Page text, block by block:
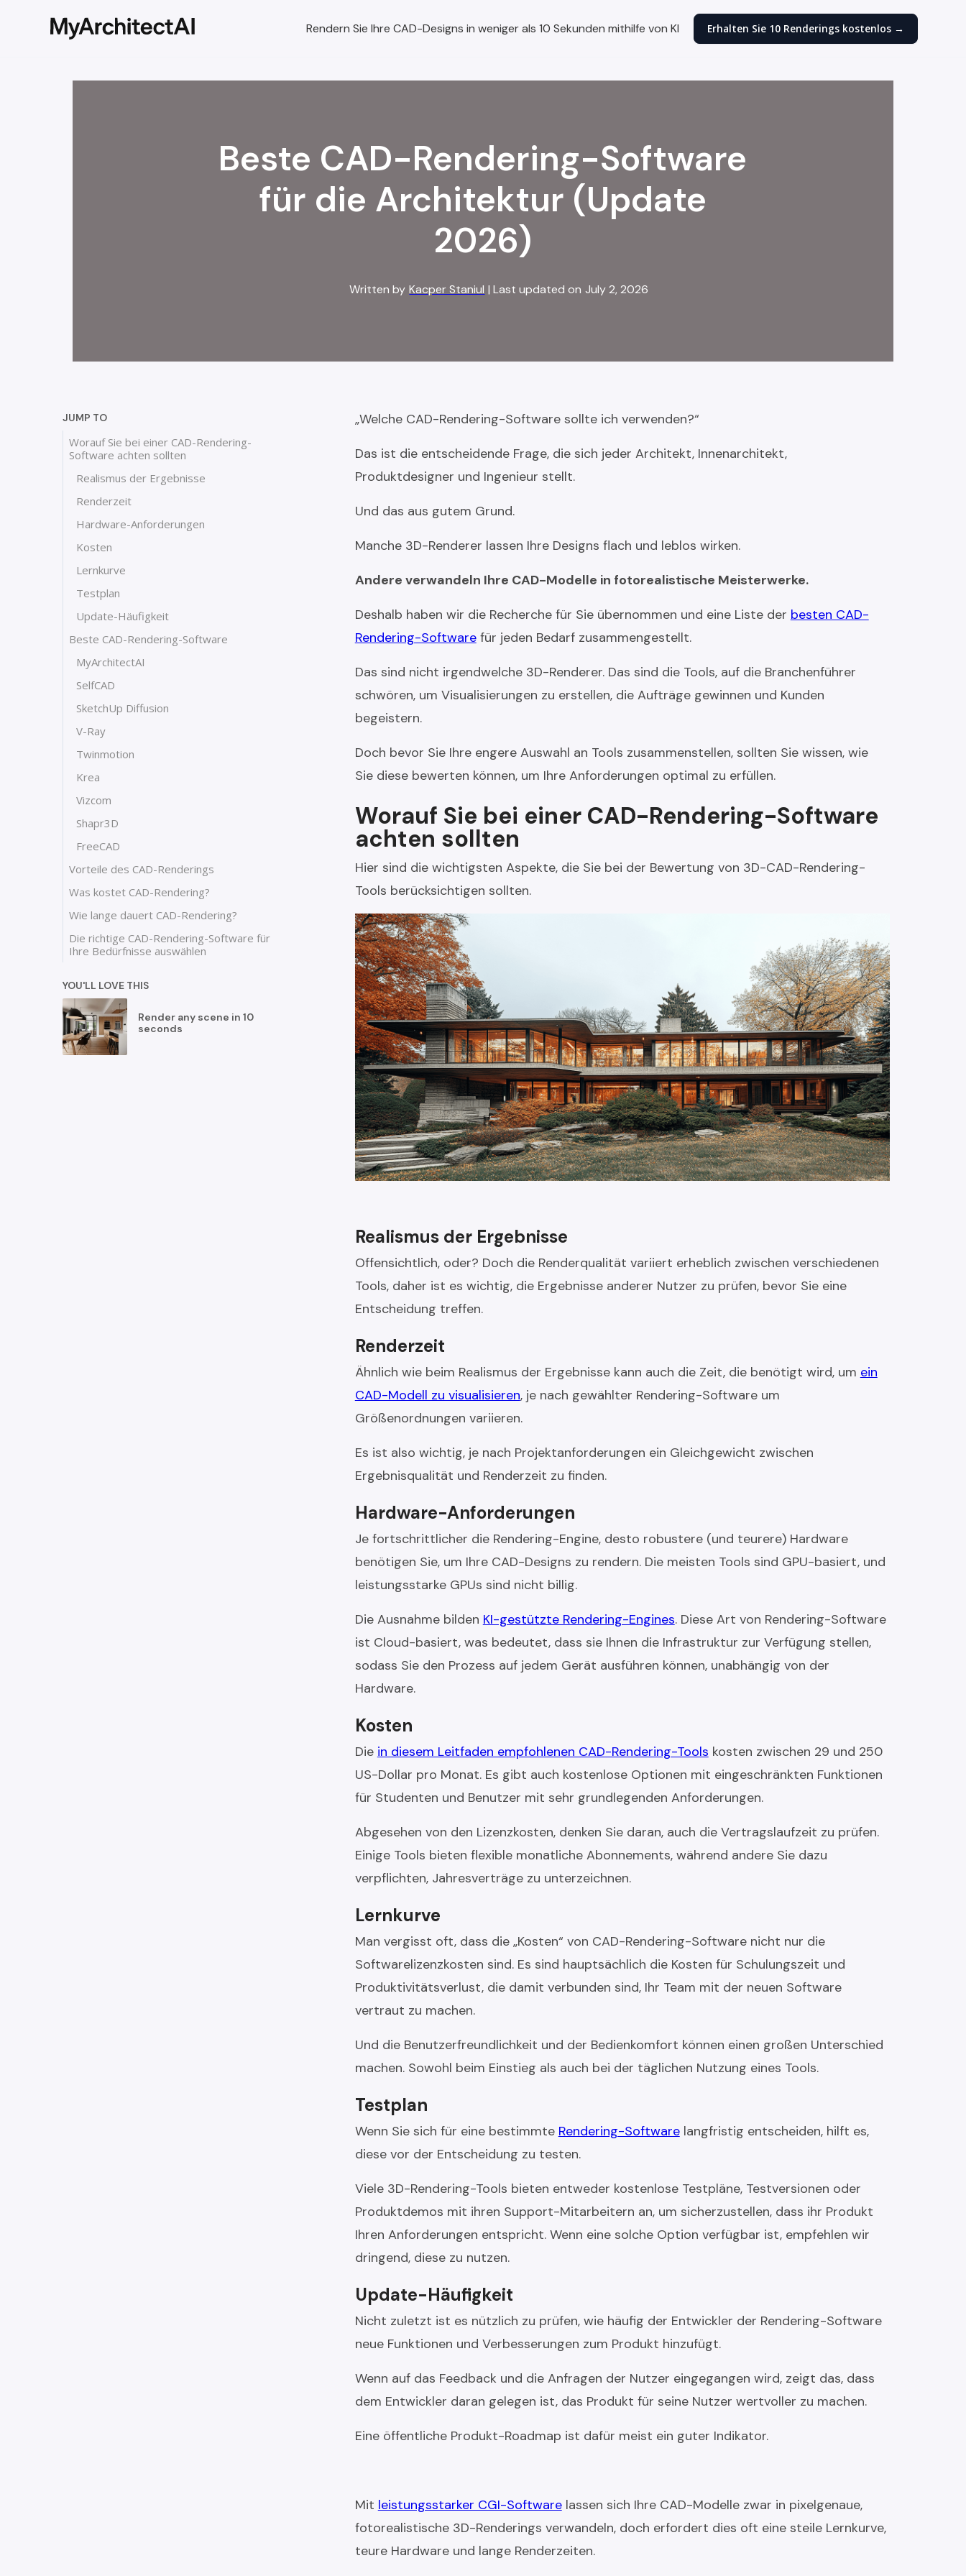
Rendern Sie Ihre CAD-Designs in weniger als 10 Sekunden mithilfe von KI Erhalten Sie 10 Renderings kostenlos →
Beste CAD-Rendering-Software
für die Architektur (Update
2026)
Written by Kacper Staniul | Last updated on July 2, 2026
JUMP TO
Worauf Sie bei einer CAD-Rendering-
Software achten sollten
Realismus der Ergebnisse
Renderzeit
Hardware-Anforderungen
Kosten
Lernkurve
Testplan
Update-Häufigkeit
Beste CAD-Rendering-Software
MyArchitectAI
SelfCAD
SketchUp Diffusion
V-Ray
Twinmotion
Krea
Vizcom
Shapr3D
FreeCAD
Vorteile des CAD-Renderings
Was kostet CAD-Rendering?
Wie lange dauert CAD-Rendering?
Die richtige CAD-Rendering-Software für
Ihre Bedürfnisse auswählen
YOU'LL LOVE THIS
Render any scene in 10
seconds
„Welche CAD-Rendering-Software sollte ich verwenden?“
Das ist die entscheidende Frage, die sich jeder Architekt, Innenarchitekt,
Produktdesigner und Ingenieur stellt.
Und das aus gutem Grund.
Manche 3D-Renderer lassen Ihre Designs flach und leblos wirken.
Andere verwandeln Ihre CAD-Modelle in fotorealistische Meisterwerke.
Deshalb haben wir die Recherche für Sie übernommen und eine Liste der besten CAD-
Rendering-Softwarefür jeden Bedarf zusammengestellt.
Das sind nicht irgendwelche 3D-Renderer. Das sind die Tools, auf die Branchenführer
schwören, um Visualisierungen zu erstellen, die Aufträge gewinnen und Kunden
begeistern.
Doch bevor Sie Ihre engere Auswahl an Tools zusammenstellen, sollten Sie wissen, wie
Sie diese bewerten können, um Ihre Anforderungen optimal zu erfüllen.
Worauf Sie bei einer CAD-Rendering-Software
achten sollten
Hier sind die wichtigsten Aspekte, die Sie bei der Bewertung von 3D-CAD-Rendering-
Tools berücksichtigen sollten.
Realismus der Ergebnisse
Offensichtlich, oder? Doch die Renderqualität variiert erheblich zwischen verschiedenen
Tools, daher ist es wichtig, die Ergebnisse anderer Nutzer zu prüfen, bevor Sie eine
Entscheidung treffen.
Renderzeit
Ähnlich wie beim Realismus der Ergebnisse kann auch die Zeit, die benötigt wird, um ein
CAD-Modell zu visualisieren, je nach gewählter Rendering-Software um
Größenordnungen variieren.
Es ist also wichtig, je nach Projektanforderungen ein Gleichgewicht zwischen
Ergebnisqualität und Renderzeit zu finden.
Hardware-Anforderungen
Je fortschrittlicher die Rendering-Engine, desto robustere (und teurere) Hardware
benötigen Sie, um Ihre CAD-Designs zu rendern. Die meisten Tools sind GPU-basiert, und
leistungsstarke GPUs sind nicht billig.
Die Ausnahme bilden KI-gestützte Rendering-Engines. Diese Art von Rendering-Software
ist Cloud-basiert, was bedeutet, dass sie Ihnen die Infrastruktur zur Verfügung stellen,
sodass Sie den Prozess auf jedem Gerät ausführen können, unabhängig von der
Hardware.
Kosten
Die in diesem Leitfaden empfohlenen CAD-Rendering-Tools kosten zwischen 29 und 250
US-Dollar pro Monat. Es gibt auch kostenlose Optionen mit eingeschränkten Funktionen
für Studenten und Benutzer mit sehr grundlegenden Anforderungen.
Abgesehen von den Lizenzkosten, denken Sie daran, auch die Vertragslaufzeit zu prüfen.
Einige Tools bieten flexible monatliche Abonnements, während andere Sie dazu
verpflichten, Jahresverträge zu unterzeichnen.
Lernkurve
Man vergisst oft, dass die „Kosten“ von CAD-Rendering-Software nicht nur die
Softwarelizenzkosten sind. Es sind hauptsächlich die Kosten für Schulungszeit und
Produktivitätsverlust, die damit verbunden sind, Ihr Team mit der neuen Software
vertraut zu machen.
Und die Benutzerfreundlichkeit und der Bedienkomfort können einen großen Unterschied
machen. Sowohl beim Einstieg als auch bei der täglichen Nutzung eines Tools.
Testplan
Wenn Sie sich für eine bestimmte Rendering-Softwarelangfristig entscheiden, hilft es,
diese vor der Entscheidung zu testen.
Viele 3D-Rendering-Tools bieten entweder kostenlose Testpläne, Testversionen oder
Produktdemos mit ihren Support-Mitarbeitern an, um sicherzustellen, dass ihr Produkt
Ihren Anforderungen entspricht. Wenn eine solche Option verfügbar ist, empfehlen wir
dringend, diese zu nutzen.
Update-Häufigkeit
Nicht zuletzt ist es nützlich zu prüfen, wie häufig der Entwickler der Rendering-Software
neue Funktionen und Verbesserungen zum Produkt hinzufügt.
Wenn auf das Feedback und die Anfragen der Nutzer eingegangen wird, zeigt das, dass
dem Entwickler daran gelegen ist, das Produkt für seine Nutzer wertvoller zu machen.
Eine öffentliche Produkt-Roadmap ist dafür meist ein guter Indikator.
Mit leistungsstarker CGI-Softwarelassen sich Ihre CAD-Modelle zwar in pixelgenaue,
fotorealistische 3D-Renderings verwandeln, doch erfordert dies oft eine steile Lernkurve,
teure Hardware und lange Renderzeiten.